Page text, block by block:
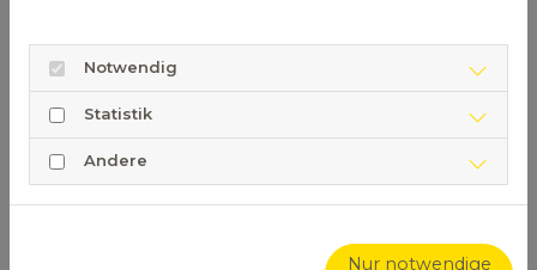
Tröpfcheninfektion, wenn eine infizierte Person
hustet, niest oder spricht. Auch gesunde Menschen
können Pneumokokken übertragen, die Bakterien
verbleiben, ohne eine Infektion auszulösen. Nach
einer Erkrankung können die Bakterien ebenfalls
eine Infektion zu verhindern, ist vor kleinen Kindern
Notwendig
Statistik
Andere
Nur notwendige